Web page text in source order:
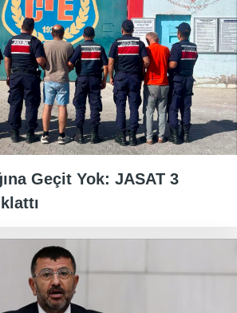
Geçit Yok: JASAT 3